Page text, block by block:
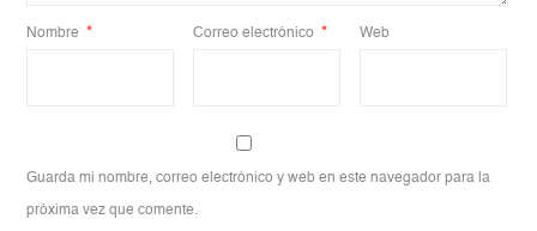
Nombre * Correo electrónico * Web
Guarda mi nombre, correo electrónico y web en este navegador para la
próxima vez que comente.